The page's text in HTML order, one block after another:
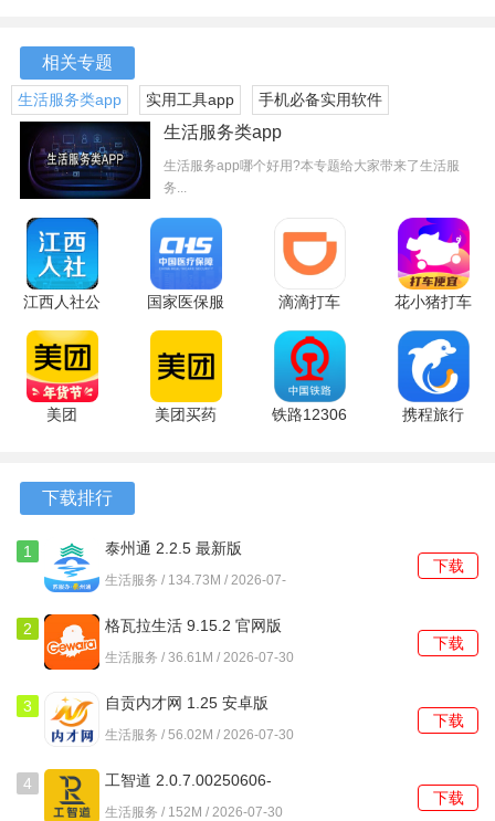
2、互动性强
用户不仅可以分享照片，还可以在照片上添加说明，分享背
后的故事和感受，让照片更具情感深度，增强互动体验。
3、家庭社交中心
Frameo数字相框成为家庭聚会的社交焦点，家人可以围坐在
一起，欣赏彼此的精彩瞬间，拉近彼此的距离。
4、全球连接
无论您身在何处，只要有网络，您都可以通过Frameo将照片
和视频发送到世界各地的相框，打破地理限制，让分享更广
泛。
1、照片上传，通过手机应用将拍摄的照片直接上传至
2、视频分享，除了照片，Frameo还支持视频分享，让用户
3、说明添加，在分享照片时添加文字说明，详细描述照片背
4、相框管理，轻松管理多个相框，快速选择要发送照片的目
5、好友邀请，邀请亲友加入Frameo，建立一个私密的分享
相关专题
生活服务类app 实用工具app 手机必备实用软件
生活服务类app
生活服务app哪个好用?本专题给大家带来了生活服
务...
江西人社公
共服务平台
正式版
v1.9.1 安卓
版
国家医保服
务平台
1.3.30.8100
最新版
滴滴打车
app 8.0.6
最新版
花小猪打车
1.14.4 官方
美团
美团买药
铁路12306
携程旅行
下载排行
1 泰州通 2.2.5 最新版
生活服务 / 134.73M / 2026-07-
下载
2 格瓦拉生活 9.15.2 官网版
生活服务 / 36.61M / 2026-07-30
下载
3 自贡内才网 1.25 安卓版
生活服务 / 56.02M / 2026-07-30
下载
4
工智道 2.0.7.00250606-
202506060 安卓版
生活服务 / 152M / 2026-07-30
下载